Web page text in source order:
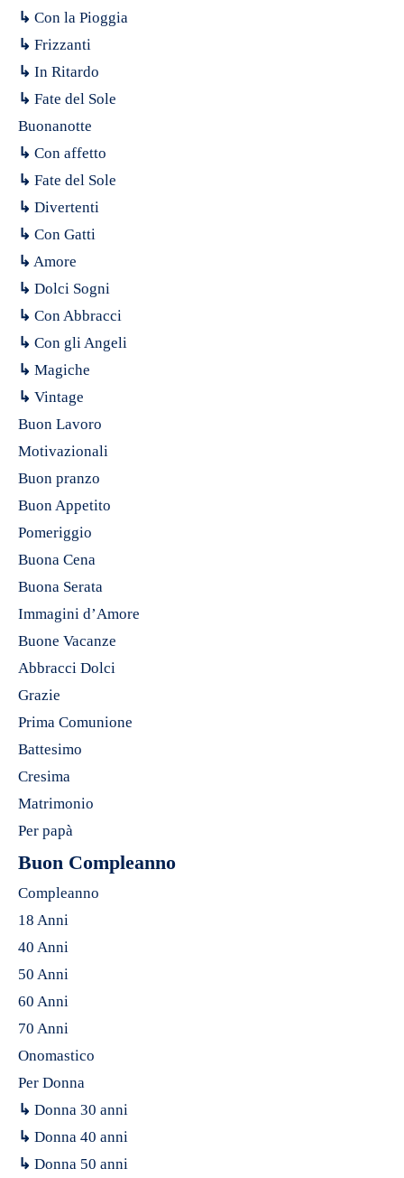
↳ Con la Pioggia
↳ Frizzanti
↳ In Ritardo
↳ Fate del Sole
Buonanotte
↳ Con affetto
↳ Fate del Sole
↳ Divertenti
↳ Con Gatti
↳ Amore
↳ Dolci Sogni
↳ Con Abbracci
↳ Con gli Angeli
↳ Magiche
↳ Vintage
Buon Lavoro
Motivazionali
Buon pranzo
Buon Appetito
Pomeriggio
Buona Cena
Buona Serata
Immagini d’Amore
Buone Vacanze
Abbracci Dolci
Grazie
Prima Comunione
Battesimo
Cresima
Matrimonio
Per papà
Buon Compleanno
Compleanno
18 Anni
40 Anni
50 Anni
60 Anni
70 Anni
Onomastico
Per Donna
↳ Donna 30 anni
↳ Donna 40 anni
↳ Donna 50 anni